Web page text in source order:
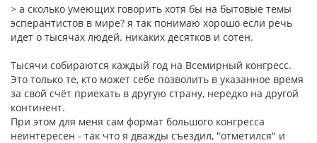
> а сколько умеющих говорить хотя бы на бытовые темы
эсперантистов в мире? я так понимаю хорошо если речь
идет о тысячах людей. никаких десятков и сотен.
Тысячи собираются каждый год на Всемирный конгресс.
Это только те, кто может себе позволить в указанное время
за свой счёт приехать в другую страну, нередко на другой
континент.
При этом для меня сам формат большого конгресса
неинтересен - так что я дважды съездил, "отметился" и